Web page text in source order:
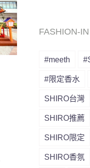
FASHION-
#meeth
#限定香水
SHIRO台灣
SHIRO推薦
SHIRO限定
SHIRO香氛